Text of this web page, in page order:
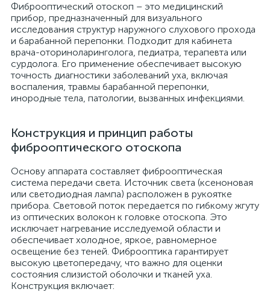
Фиброоптический отоскоп – это медицинский
прибор, предназначенный для визуального
исследования структур наружного слухового прохода
и барабанной перепонки. Подходит для кабинета
врача-оториноларинголога, педиатра, терапевта или
сурдолога. Его применение обеспечивает высокую
точность диагностики заболеваний уха, включая
воспаления, травмы барабанной перепонки,
инородные тела, патологии, вызванных инфекциями.
Конструкция и принцип работы
фиброоптического отоскопа
Основу аппарата составляет фиброоптическая
система передачи света. Источник света (ксеноновая
или светодиодная лампа) расположен в рукоятке
прибора. Световой поток передается по гибкому жгуту
из оптических волокон к головке отоскопа. Это
исключает нагревание исследуемой области и
обеспечивает холодное, яркое, равномерное
освещение без теней. Фиброоптика гарантирует
высокую цветопередачу, что важно для оценки
состояния слизистой оболочки и тканей уха.
Конструкция включает: